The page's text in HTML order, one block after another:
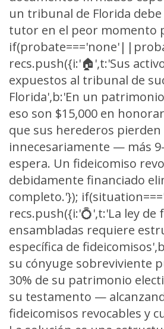
un tribunal de Florida
tutor en el peor momento
recs.push({i:'🏠',t:'Sus
expuestos al tribunal de
Florida',b:'En un
eso son $15,000 en
que sus herederos pierden
innecesariamente — más
espera. Un fideicomiso
debidamente financiado
completo.'});
recs.push({i:'💍',t:'La ley de
ensambladas requiere
específica de
su cónyuge sobreviviente
30% de su patrimonio
su testamento —
fideicomisos revocables y